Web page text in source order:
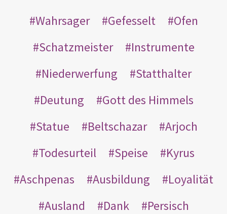
Wahrsager
Gefesselt
Ofen
Schatzmeister
Instrumente
Niederwerfung
Statthalter
Deutung
Gott des Himmels
Statue
Beltschazar
Arjoch
Todesurteil
Speise
Kyrus
Aschpenas
Ausbildung
Loyalität
Ausland
Dank
Persisch